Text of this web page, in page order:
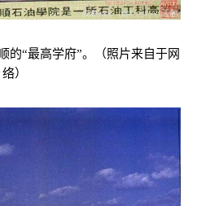
的“最高学府”。（照片来自于网
络）